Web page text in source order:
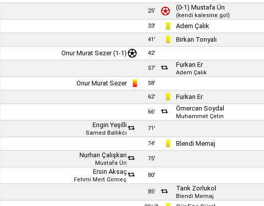
25' (0-1) Mustafa Ün
(kendi kalesine gol)
33'
Adem Çalık
41'
Birkan Tonyalı
Onur Murat Sezer(1-1) 42'
57' Furkan Er
Adem Çalık
Onur Murat Sezer 58'
62' Furkan Er
66' Ömercan Soydal
Muhammet Çetin
Engin Yeşilli
Samed Ballıkcı
71'
74'
Blendi Memaj
Nurhan Çalışkan
Mustafa Ün
75'
Ersin Aksaç
Fehmi Mert Girmeç
80'
85' Tarık Zorlukol
Blendi Memaj